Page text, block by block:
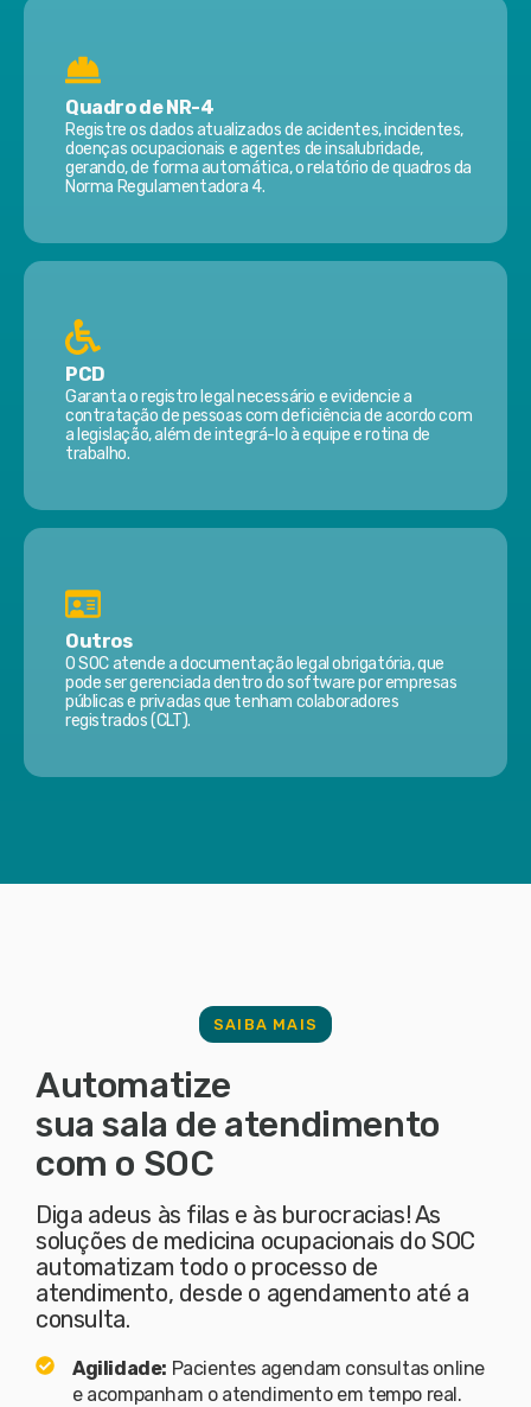
Quadro de NR-4
Registre os dados atualizados de acidentes, incidentes,
doenças ocupacionais e agentes de insalubridade,
gerando, de forma automática, o relatório de quadros da
Norma Regulamentadora 4.
PCD
Garanta o registro legal necessário e evidencie a
contratação de pessoas com deficiência de acordo com
a legislação, além de integrá-lo à equipe e rotina de
trabalho.
Outros
O SOC atende a documentação legal obrigatória, que
pode ser gerenciada dentro do software por empresas
públicas e privadas que tenham colaboradores
registrados (CLT).
SAIBA MAIS
Automatize
sua sala de atendimento
com o SOC
Diga adeus às filas e às burocracias! As
soluções de medicina ocupacionais do SOC
automatizam todo o processo de
atendimento, desde o agendamento até a
consulta.
Agilidade: Pacientes agendam consultas online
e acompanham o atendimento em tempo real.